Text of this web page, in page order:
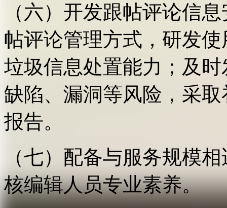
（六）开发跟帖评论信
帖评论管理方式，研发
垃圾信息处置能力；及
缺陷、漏洞等风险，采
报告。
（七）配备与服务规模
核编辑人员专业素养。